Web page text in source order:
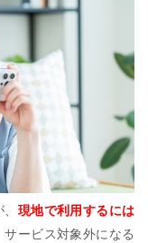
現地で利用するには
サービス対象外になる